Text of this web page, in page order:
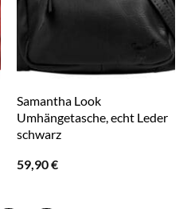
Samantha Look
Umhängetasche, echt Leder
schwarz
59,90€